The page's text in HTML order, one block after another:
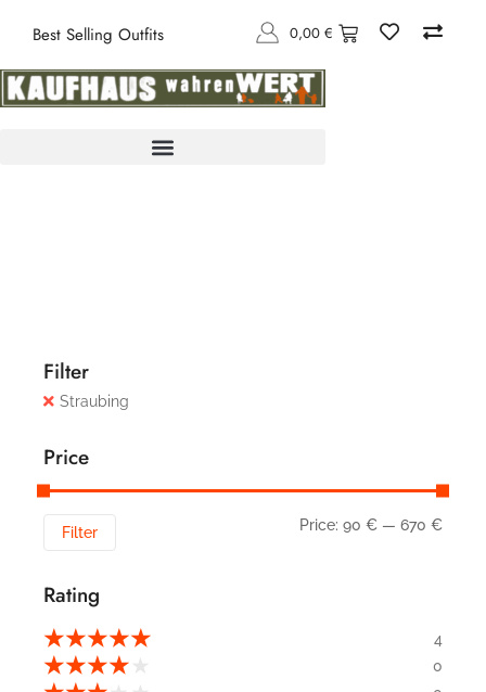
Best Selling Outfits 0,00 €
Filter
Straubing
Price
Filter Price: 90 € — 670 €
Rating
★★★★★ 4
★★★★ 0